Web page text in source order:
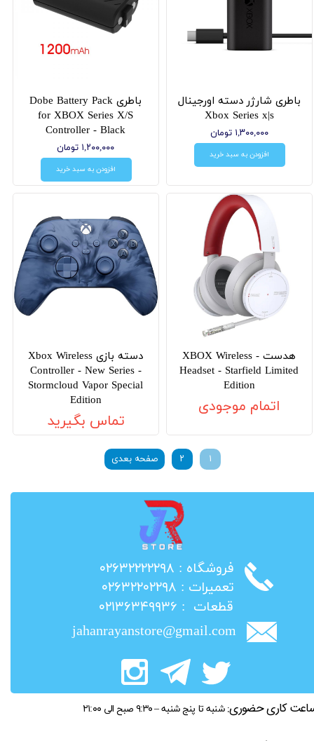
باطری شارژر دسته اورجینال
Xbox Series x|s
۱,۳۰۰,۰۰۰ تومان
افزودن به سبد خرید
باطری Dobe Battery Pack
for XBOX Series X/S
Controller - Black
۱,۲۰۰,۰۰۰ تومان
افزودن به سبد خرید
هدست - XBOX Wireless
Headset - Starfield Limited
Edition
اتمام موجودی
دسته بازی Xbox Wireless
Controller - New Series -
Stormcloud Vapor Special
Edition
تماس بگیرید
۱ ۲ صفحه بعدی
​فروشگاه : ۰۲۶۳۲۲۲۲۲۹۸
​تعمیرات : ۰۲۶۳۲۲۰۲۲۹۸
​قطعات : ۰۲۱۳۶۳۴۹۹۳۶
jahanrayanstore@gmail.com
کاری حضوری: شنبه تا پنج شنبه – ۹:۳۰ صبح الی ۲۱:۰۰